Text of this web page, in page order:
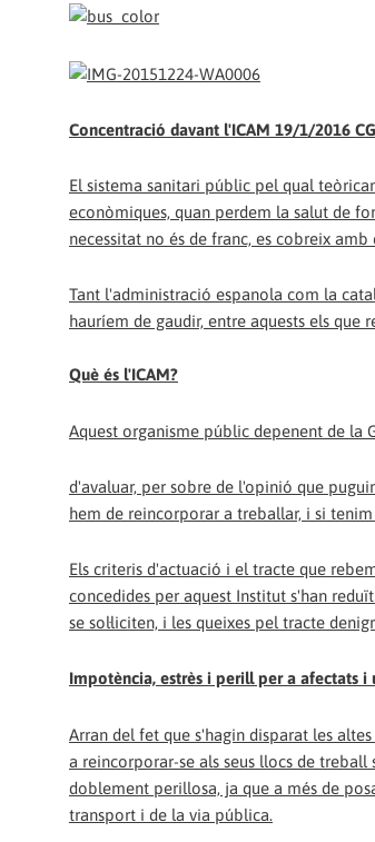
Concentració davant l'ICAM 19/1/2016
El sistema sanitari públic pel qual
econòmiques, quan perdem la salut de
necessitat no és de franc, es cobreix
Tant l'administració espanola com la
hauríem de gaudir, entre aquests els
Què és l'ICAM?
Aquest organisme públic depenent de la
d'avaluar, per sobre de l'opinió que
hem de reincorporar a treballar, i si
Els criteris d'actuació i el tracte que
concedides per aquest Institut s'han
se sol·liciten, i les queixes pel tracte
Impotència, estrès i perill per a afectats i
Arran del fet que s'hagin disparat les
a reincorporar-se als seus llocs de treball
doblement perillosa, ja que a més de
transport i de la via pública.